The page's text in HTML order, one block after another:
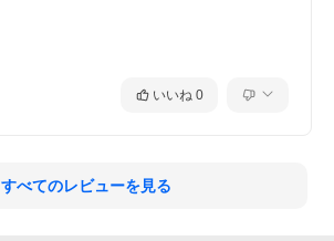
いいね 0
すべてのレビューを見る